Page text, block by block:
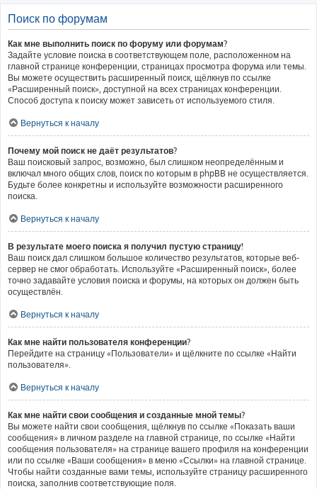
Поиск по форумам
Как мне выполнить поиск по форуму или форумам?
Задайте условие поиска в соответствующем поле, расположенном на
главной странице конференции, страницах просмотра форума или темы.
Вы можете осуществить расширенный поиск, щёлкнув по ссылке
«Расширенный поиск», доступной на всех страницах конференции.
Способ доступа к поиску может зависеть от используемого стиля.
Вернуться к началу
Почему мой поиск не даёт результатов?
Ваш поисковый запрос, возможно, был слишком неопределённым и
включал много общих слов, поиск по которым в phpBB не осуществляется.
Будьте более конкретны и используйте возможности расширенного
поиска.
Вернуться к началу
В результате моего поиска я получил пустую страницу!
Ваш поиск дал слишком большое количество результатов, которые веб-
сервер не смог обработать. Используйте «Расширенный поиск», более
точно задавайте условия поиска и форумы, на которых он должен быть
осуществлён.
Вернуться к началу
Как мне найти пользователя конференции?
Перейдите на страницу «Пользователи» и щёлкните по ссылке «Найти
пользователя».
Вернуться к началу
Как мне найти свои сообщения и созданные мной темы?
Вы можете найти свои сообщения, щёлкнув по ссылке «Показать ваши
сообщения» в личном разделе на главной странице, по ссылке «Найти
сообщения пользователя» на странице вашего профиля на конференции
или по ссылке «Ваши сообщения» в меню «Ссылки» на главной странице.
Чтобы найти созданные вами темы, используйте страницу расширенного
поиска, заполнив соответствующие поля.